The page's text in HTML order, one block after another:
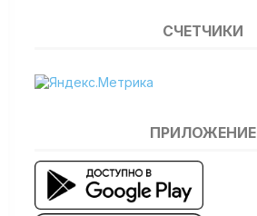
СЧЕТЧИКИ
ПРИЛОЖЕНИЕ